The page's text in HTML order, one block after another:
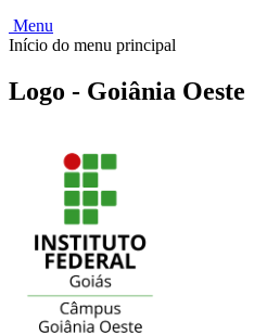
Menu
Início do menu principal
Logo - Goiânia Oeste